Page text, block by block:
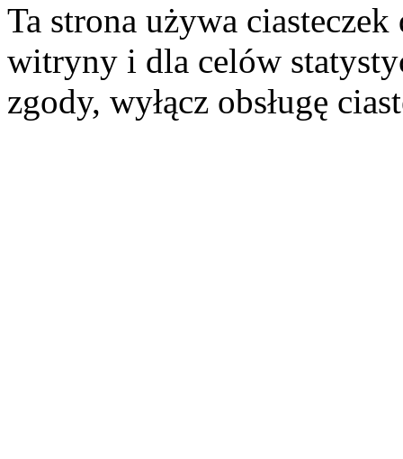
Ta strona używa
witryny i dla celów
zgody, wyłącz obsługę